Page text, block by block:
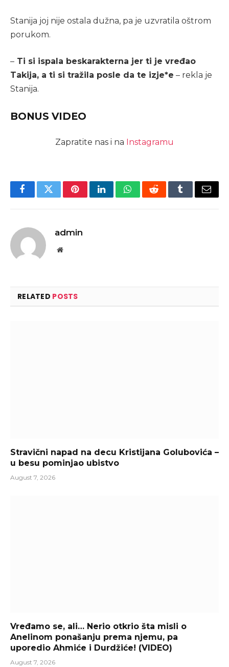
Stanija joj nije ostala dužna, pa je uzvratila oštrom
porukom.
– Ti si ispala beskarakterna jer ti je vređao
Takija, a ti si tražila posle da te izje*e – rekla je
Stanija.
BONUS VIDEO
Zapratite nas i na Instagramu
FacebookTwitterPinterestLinkedInWhatsAppRedditTumblrEmail
admin
Website
RELATED POSTS
Stravični napad na decu Kristijana Golubovića –
u besu pominjao ubistvo
August 7, 2026
Vređamo se, ali… Nerio otkrio šta misli o
Anelinom ponašanju prema njemu, pa
uporedio Ahmiće i Durdžiće! (VIDEO)
August 7, 2026